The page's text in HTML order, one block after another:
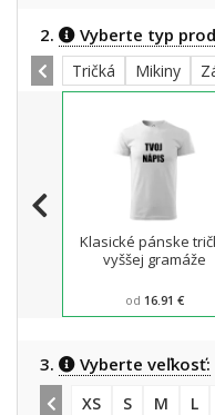
2. Vyberte typ
Tričká Mikiny
Klasické pánske
vyššej gramáže
od 16.91 €
3. Vyberte veľkosť:
XS
S M L